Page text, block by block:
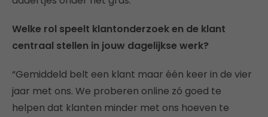
Welke rol speelt klantonderzoek en de klant
centraal stellen in jouw dagelijkse werk?
“Gemiddeld belt een klant maar één keer in de vier
jaar met ons. We proberen online zó goed te
helpen dat klanten minder met ons hoeven te